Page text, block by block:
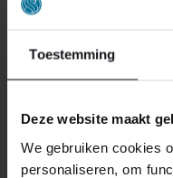
Toestemming
Deze website maakt
We gebruiken cookies
personaliseren, om
€1000,-